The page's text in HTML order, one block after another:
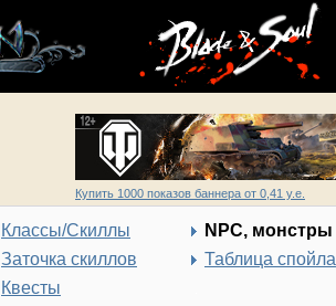
Купить 1000 показов баннера от 0,41 у.е.
Классы/Скиллы
Заточка скиллов
Квесты
NPC, монстры
Таблица спойла